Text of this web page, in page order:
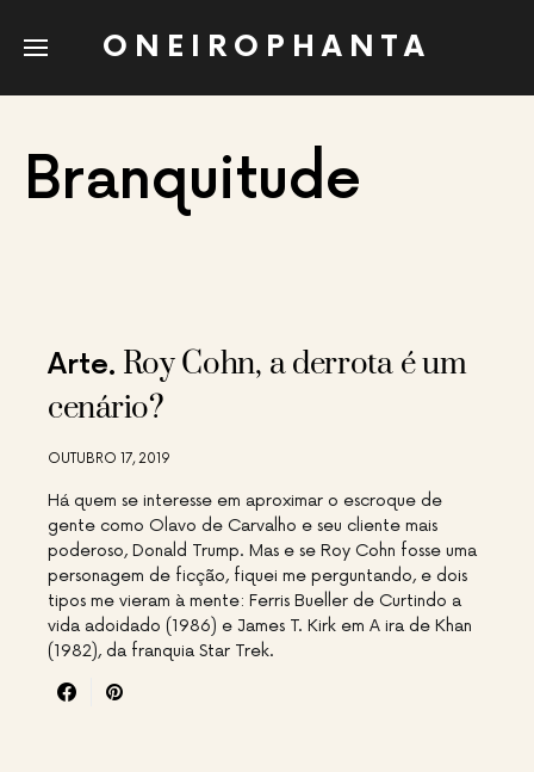
ONEIROPHANTA
Branquitude
Arte Roy Cohn, a derrota é um
cenário?
OUTUBRO 17, 2019
Há quem se interesse em aproximar o escroque de
gente como Olavo de Carvalho e seu cliente mais
poderoso, Donald Trump. Mas e se Roy Cohn fosse uma
personagem de ficção, fiquei me perguntando, e dois
tipos me vieram à mente: Ferris Bueller de Curtindo a
vida adoidado (1986) e James T. Kirk em A ira de Khan
(1982), da franquia Star Trek.